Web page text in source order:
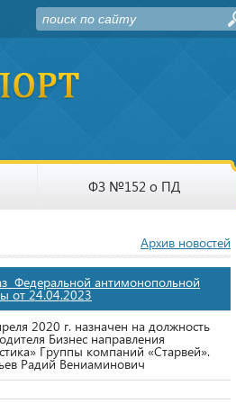
ФЗ №152 о ПД
Архив новостей
Федеральной антимонопольной
от 24.04.2023
2020 г. назначен на должность
Бизнес направления
Группы компаний «Старвей».
Радий Вениаминович